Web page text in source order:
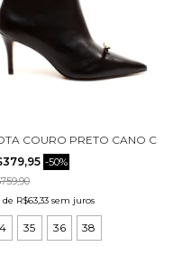
CECCONELLO 2449001-8
COURO PRETO CANO
-50%
de R$63,33 sem juros
35 36 38